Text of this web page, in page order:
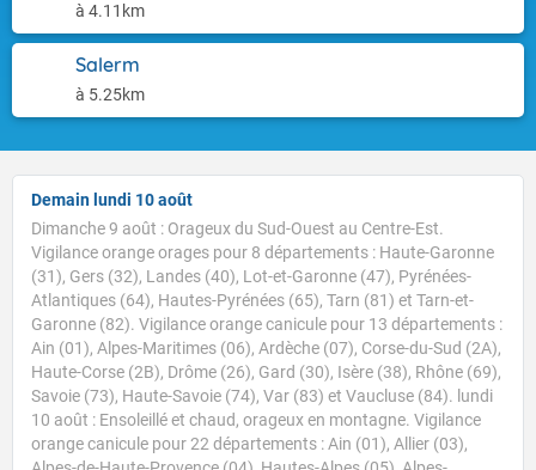
à 4.11km
Salerm
à 5.25km
Demain lundi 10 août
Dimanche 9 août : Orageux du Sud-Ouest au Centre-Est.
Vigilance orange orages pour 8 départements : Haute-Garonne
(31), Gers (32), Landes (40), Lot-et-Garonne (47), Pyrénées-
Atlantiques (64), Hautes-Pyrénées (65), Tarn (81) et Tarn-et-
Garonne (82). Vigilance orange canicule pour 13 départements :
Ain (01), Alpes-Maritimes (06), Ardèche (07), Corse-du-Sud (2A),
Haute-Corse (2B), Drôme (26), Gard (30), Isère (38), Rhône (69),
Savoie (73), Haute-Savoie (74), Var (83) et Vaucluse (84). lundi
10 août : Ensoleillé et chaud, orageux en montagne. Vigilance
orange canicule pour 22 départements : Ain (01), Allier (03),